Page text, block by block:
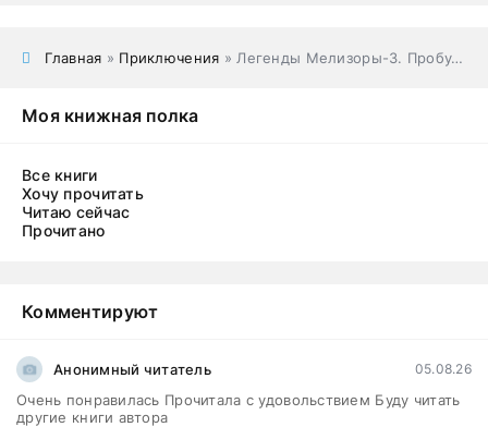
Главная » Приключения » Легенды Мелизоры-3. Пробудить бога
Моя книжная полка
Все книги
Хочу прочитать
Читаю сейчас
Прочитано
Комментируют
Анонимный читатель 05.08.26
Очень понравилась Прочитала с удовольствием Буду читать
другие книги автора